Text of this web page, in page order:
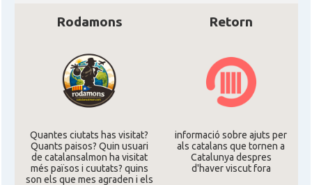
Rodamons
Quantes ciutats has visitat?
Quants paisos? Quin usuari
de catalansalmon ha visitat
més països i cuutats? quins
son els que mes agraden i els
Retorn
informació sobre ajuts per
als catalans que tornen a
Catalunya despres
d'haver viscut fora